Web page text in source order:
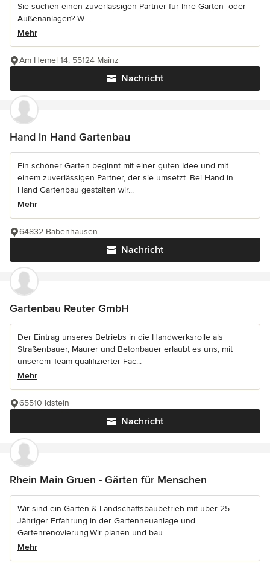
Sie suchen einen zuverlässigen Partner für Ihre Garten- oder
Außenanlagen? W...
Mehr
Nachricht
Am Hemel 14, 55124 Mainz
Hand in Hand Gartenbau
Ein schöner Garten beginnt mit einer guten Idee und mit
einem zuverlässigen Partner, der sie umsetzt. Bei Hand in
Hand Gartenbau gestalten wir...
Mehr
Nachricht
64832 Babenhausen
Gartenbau Reuter GmbH
Der Eintrag unseres Betriebs in die Handwerksrolle als
Straßenbauer, Maurer und Betonbauer erlaubt es uns, mit
unserem Team qualifizierter Fac...
Mehr
Nachricht
65510 Idstein
Rhein Main Gruen - Gärten für Menschen
Wir sind ein Garten & Landschaftsbaubetrieb mit über 25
Jähriger Erfahrung in der Gartenneuanlage und
Gartenrenovierung.Wir planen und bau...
Mehr